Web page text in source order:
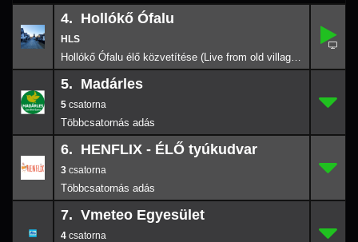
4.
4. Hollókő Ófalu
Hollókő Ófalu élő közvetítése (Live from old village of Hollókő) 2026-08-03 21:59
5.
5. Madárles
5
6.
6. HENFLIX - ÉLŐ tyúkudvar
3
7. Vmeteo Egyesület
4